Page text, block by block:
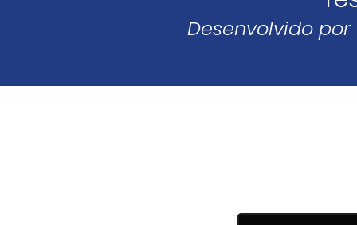
Desenvolvido por